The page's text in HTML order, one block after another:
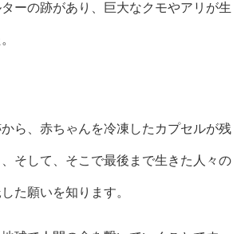
ーの跡があり、巨大なクモやアリが生
ら、赤ちゃんを冷凍したカプセルが残
そして、そこで最後まで生きた人々の
た願いを知ります。